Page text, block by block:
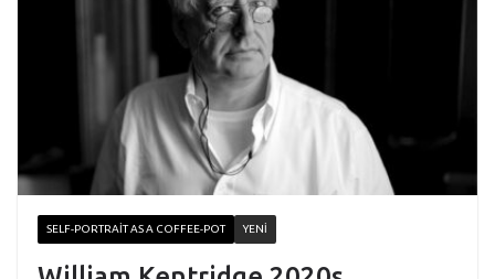
SELF-PORTRAIT AS A COFFEE-POT YENI